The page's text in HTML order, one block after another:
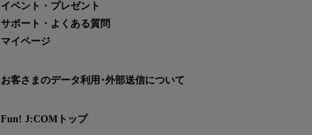
イベント・プレゼント
サポート・よくある質問
マイページ
お客さまのデータ利用･外部送信について
Fun! J:COMトップ